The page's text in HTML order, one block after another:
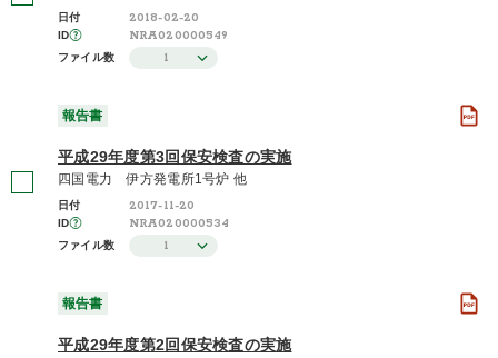
日付 2018-02-20
ID NRA020000549
ファイル数 1
報告書
平成29年度第3回保安検査の実施
四国電力 伊方発電所1号炉 他
日付 2017-11-20
ID NRA020000534
ファイル数 1
報告書
平成29年度第2回保安検査の実施